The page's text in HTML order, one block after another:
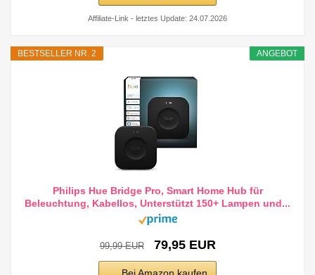
Affiliate-Link - letztes Update: 24.07.2026
ANGEBOT
BESTSELLER NR. 2
Philips Hue Bridge Pro, Smart Home Hub für
Beleuchtung, Kabellos, Unterstützt 150+ Lampen und...
99,99 EUR 79,95 EUR